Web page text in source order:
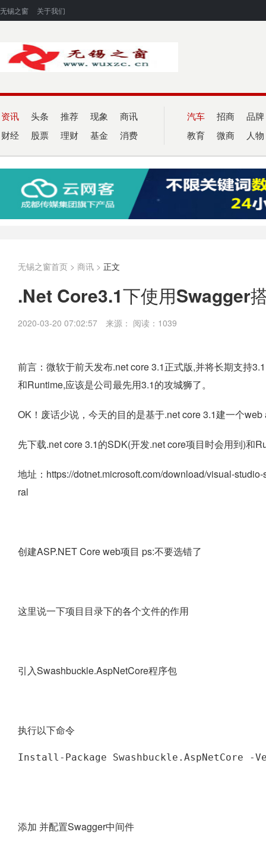
无锡之窗 关于我们
资讯 头条 推荐 现象 商讯
财经 股票 理财 基金 消费
汽车 招商 品牌
教育 微商 人物
无锡之窗首页 > 商讯 > 正文
.Net Core3.1下使用Swagger
2020-03-20 07:02:57 来源： 阅读：1039
前言：微软于前天发布.net core 3.1正式版,并将长期支持
和Runtime,应该是公司最先用3.1的攻城狮了。
OK！废话少说，今天的目的是基于.net core 3.1建一个web
先下载.net core 3.1的SDK(开发.net core项目时会用到)和
地址：https://dotnet.microsoft.com/download/visual-
ral
创建ASP.NET Core web项目 ps:不要选错了
这里说一下项目目录下的各个文件的作用
引入Swashbuckle.AspNetCore程序包
执行以下命令
Install-Package Swashbuckle.AspNetCore -
添加 并配置Swagger中间件